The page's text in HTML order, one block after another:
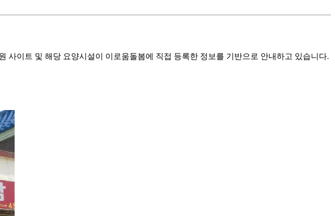
이트 및 해당 요양시설이 이로움돌봄에 직접 등록한 정보를 기반으로 안내하고 있습니다.